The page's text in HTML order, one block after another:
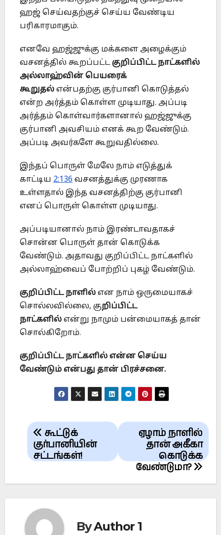
ஹஜ் செய்வதற்குச் செய்ய வேண்டிய
பரிகாரமாகும்.
எனவே ஹஜ்ஜுக்கு மக்களை அழைக்கும்
வசனத்தில் கூறப்பட்டகுறிப்பிட்ட நாட்களில்
அல்லாஹ்வின் பெயரைக்
கூறுதல் என்பதற்கு குர்பானி கொடுத்தல்
என்ற அர்த்தம் கொள்ள முடியாது. அப்படி
அர்த்தம் கொள்வார்களானால் ஹஜ்ஜுக்கு
குர்பானி அவசியம் எனக் கூற வேண்டும்.
அப்படி அவர்களே கூறுவதில்லை.
இந்தப் பொருள் மேலே நாம் எடுத்துக்
காட்டிய 2:136 வசனத்துக்கு முரணாக
உள்ளதால் இந்த வசனத்திற்கு குர்பானி
எனப் பொருள் கொள்ள முடியாது.
அப்படியானால் நாம் இரண்டாவதாகச்
சொன்ன பொருள் தான் கொடுக்க
வேண்டும். அதாவது குறிப்பிட்ட நாட்களில்
அல்லாஹ்வைப் போற்றிப் புகழ் வேண்டும்.
குறிப்பிட்ட நாளில் என நாம் ஒருமையாகச்
சொல்லவில்லை, குறிப்பிட்ட
நாட்களில் என்று நாமும் பன்மையாகத் தான்
சொல்கிறோம்.
குறிப்பிட்ட நாட்களில் என்ன செய்ய
வேண்டும் என்பது தான் பிரச்சனை.
Post
navigation
ஏழாம் நாளில்
தான் அகீகா
கொடுக்க
வேண்டுமா?
கூட்டுக்
குர்பானியின்
சட்டங்கள்!
ByAuthor 1